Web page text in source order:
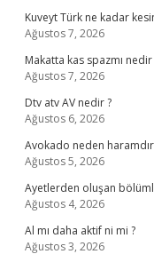
Kuveyt Türk ne kadar
Ağustos 7, 2026
Makatta kas spazmı nedir
Ağustos 7, 2026
Dtv atv AV nedir ?
Ağustos 6, 2026
Avokado neden
Ağustos 5, 2026
Ayetlerden oluşan
Ağustos 4, 2026
Al mı daha aktif ni mi ?
Ağustos 3, 2026